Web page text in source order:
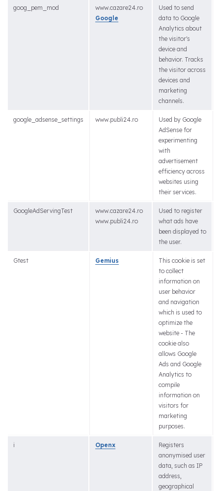
goog_pem_mod
www.cazare24.ro
Google
Used to send
data to Google
Analytics about
the visitor's
device and
behavior. Tracks
the visitor across
devices and
marketing
channels.
google_adsense_settings www.publi24.ro
Used by Google
AdSense for
experimenting
with
advertisement
efficiency across
websites using
their services.
GoogleAdServingTest
www.cazare24.ro
www.publi24.ro
Used to register
what ads have
been displayed to
the user.
Gtest Gemius
This cookie is set
to collect
information on
user behavior
and navigation
which is used to
optimize the
website - The
cookie also
allows Google
Ads and Google
Analytics to
compile
information on
visitors for
marketing
purposes.
i Openx
Registers
anonymised user
data, such as IP
address,
geographical